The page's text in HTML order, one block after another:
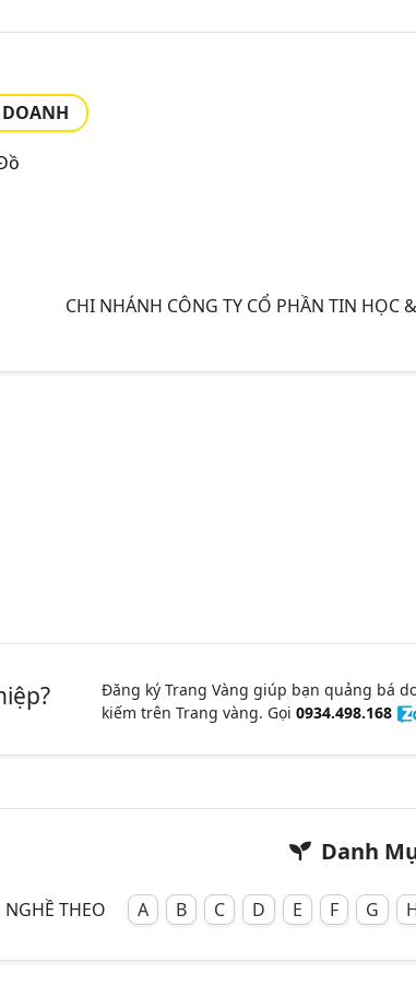
CHI NHÁNH CÔNG TY CỔ PHẦN TIN HỌC
Đăng ký Trang Vàng giúp bạn quảng bá
kiếm trên Trang vàng. Gọi 0934.498.168
Danh
THEO A B C D E F G